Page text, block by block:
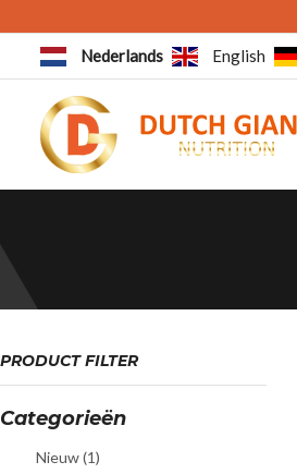
Nederlands English
PRODUCT FILTER
Categorieën
Nieuw(1)